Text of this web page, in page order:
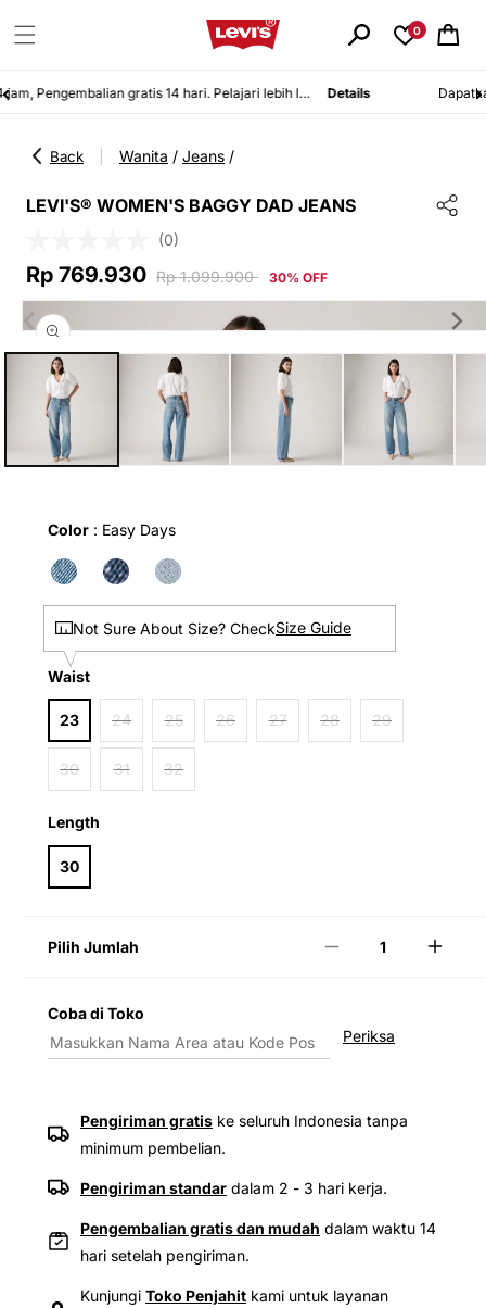
ke
konten
0
Keranjang
Details
Back Wanita / Jeans /
LEVI'S® WOMEN'S BAGGY DAD JEANS
(0)
Harga
obral
Rp 769.930 Harga
reguler
Rp 1.099.900 30% OFF
Langsung
ke
informasi
produk
Buka
media
modal
Color : Easy DaysColor
Not Sure About Size? CheckSize Guide
Waist
Waist
23
24 25 26 27 28 29
30 31 32
Length
30
Pilih Jumlah
Kurangi
Women&#39;s
Jeans
Coba di Toko
Periksa
Pengiriman gratis ke seluruh Indonesia tanpa
minimum pembelian.
Pengiriman standar dalam 2 - 3 hari kerja.
Pengembalian gratis dan mudah dalam waktu 14
hari setelah pengiriman.
Kunjungi Toko Penjahit kami untuk layanan